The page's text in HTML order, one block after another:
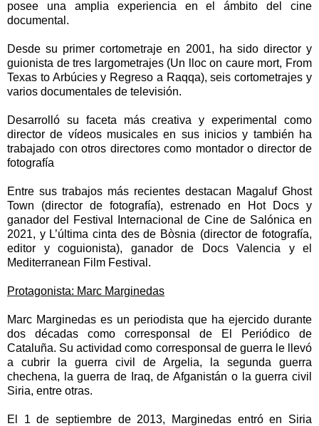
posee una amplia experiencia en el ámbito del cine
documental.
Desde su primer cortometraje en 2001, ha sido director y
guionista de tres largometrajes (Un lloc on caure mort, From
Texas to Arbúcies y Regreso a Raqqa), seis cortometrajes y
varios documentales de televisión.
Desarrolló su faceta más creativa y experimental como
director de vídeos musicales en sus inicios y también ha
trabajado con otros directores como montador o director de
fotografía
Entre sus trabajos más recientes destacan Magaluf Ghost
Town (director de fotografía), estrenado en Hot Docs y
ganador del Festival Internacional de Cine de Salónica en
2021, y L’última cinta des de Bòsnia (director de fotografía,
editor y coguionista), ganador de Docs Valencia y el
Mediterranean Film Festival.
Protagonista: Marc Marginedas
Marc Marginedas es un periodista que ha ejercido durante
dos décadas como corresponsal de El Periódico de
Cataluña. Su actividad como corresponsal de guerra le llevó
a cubrir la guerra civil de Argelia, la segunda guerra
chechena, la guerra de Iraq, de Afganistán o la guerra civil
Siria, entre otras.
El 1 de septiembre de 2013, Marginedas entró en Siria